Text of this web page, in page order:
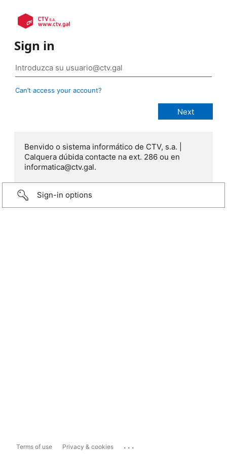
Sign in
Can’t access your account?
Benvido o sistema informático de CTV, s.a. |
Calquera dúbida contacte na ext. 286 ou en
informatica@ctv.gal.
Sign-in options
Terms of use Privacy & cookies ...